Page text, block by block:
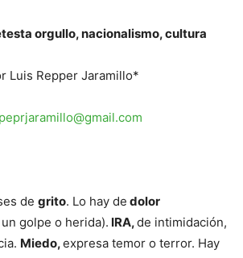
orgullo, nacionalismo, cultura
Luis Repper Jaramillo*
de grito. Lo hay de dolor
golpe o herida). IRA,de intimidación,
Miedo,expresa temor o terror. Hay